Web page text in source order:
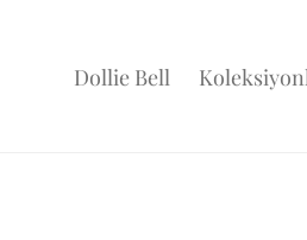
Dollie Bell